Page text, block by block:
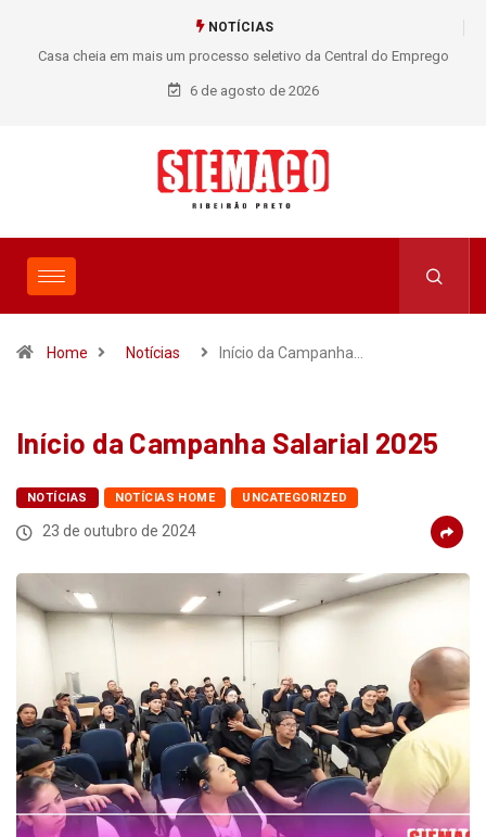
NOTÍCIAS
Casa cheia em mais um processo seletivo da Central do Emprego
SIEMACO!
6 de agosto de 2026
Home Notícias Início da Campanha…
Início da Campanha Salarial 2025
NOTÍCIAS NOTÍCIAS HOME UNCATEGORIZED
23 de outubro de 2024